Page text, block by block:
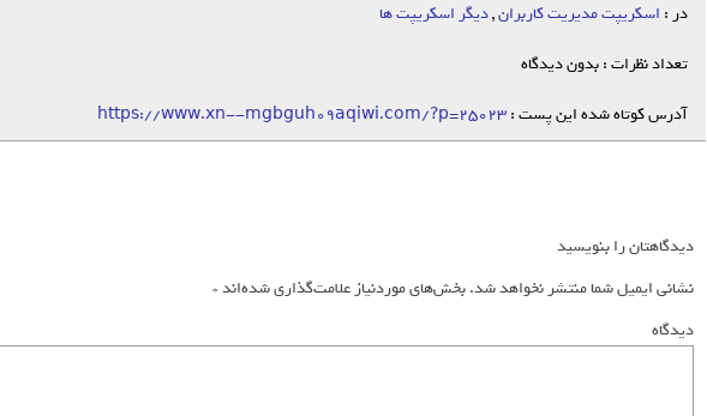
در : اسکریپت مدیریت کاربران,دیگر اسکریپت ها
تعداد نظرات : بدون دیدگاه
آدرس کوتاه شده این پست :https://www.xn--mgbguh09aqiwi.com/?p=25023
دیدگاهتان را بنویسید
نشانی ایمیل شما منتشر نخواهد شد.بخش‌های موردنیاز علامت‌گذاری شده‌اند*
دیدگاه